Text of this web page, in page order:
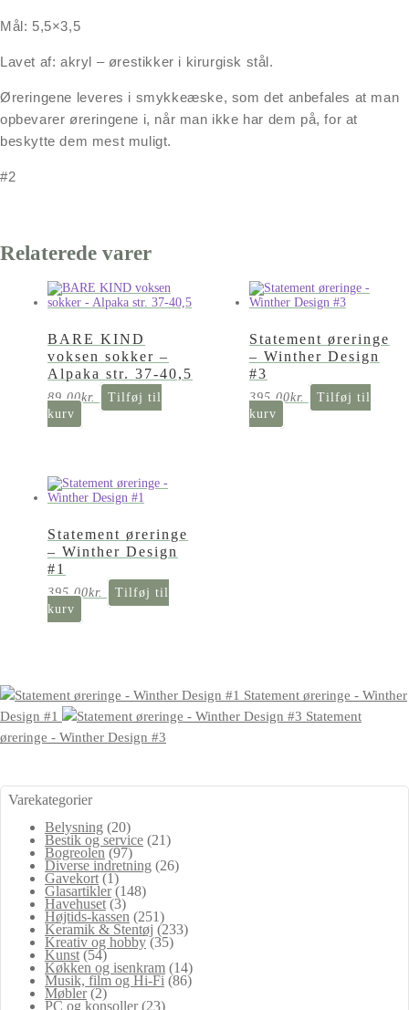
Mål: 5,5×3,5
Lavet af: akryl – ørestikker i kirurgisk stål.
Øreringene leveres i smykkeæske, som det anbefales at man
opbevarer øreringene i, når man ikke har dem på, for at
beskytte dem mest muligt.
#2
Relaterede varer
BARE KIND
voksen sokker –
Alpaka str. 37-40,5
89,00kr.
Tilføj til
kurv
Statement øreringe
– Winther Design
#3
395,00kr.
Tilføj til
kurv
Statement øreringe
– Winther Design
#1
395,00kr.
Tilføj til
kurv
Statement øreringe - Winther
Design #1
Statement
øreringe - Winther Design #3
Varekategorier
Belysning (20)
Bestik og service (21)
Bogreolen (97)
Diverse indretning (26)
Gavekort (1)
Glasartikler (148)
Havehuset (3)
Højtids-kassen (251)
Keramik & Stentøj (233)
Kreativ og hobby (35)
Kunst (54)
Køkken og isenkram (14)
Musik, film og Hi-Fi (86)
Møbler (2)
PC og konsoller (23)